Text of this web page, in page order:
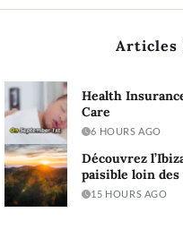
Articles
Health
Care
6 HOURS AGO
Découvrez
paisible loin
15 HOURS AGO